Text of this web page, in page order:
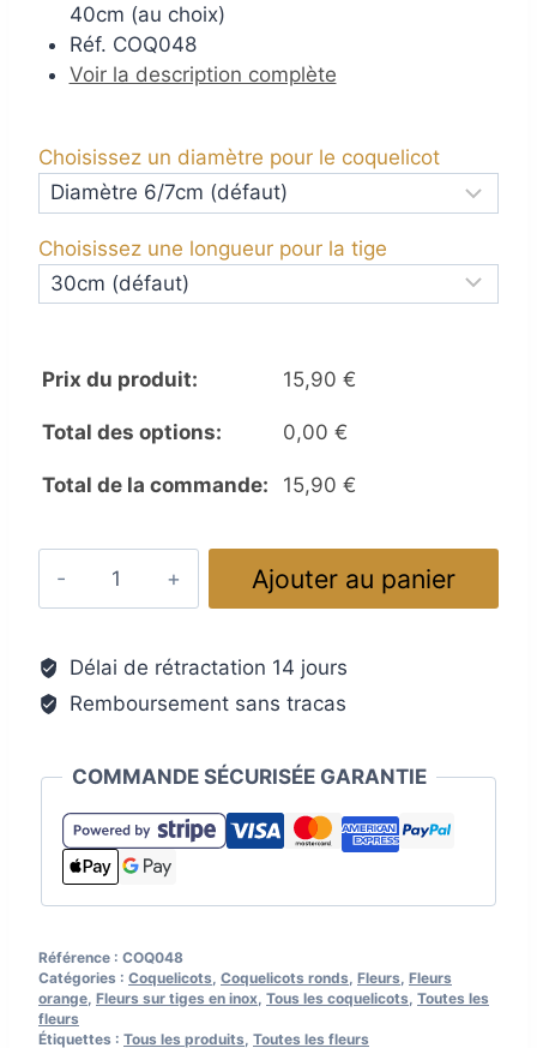
40cm (au choix)
Réf. COQ048
Voir la description complète
Choisissez un diamètre pour le coquelicot
Choisissez une longueur pour la tige
Prix du produit: 15,90 €
Total des options: 0,00 €
Total de la commande: 15,90 €
de
verre
coquelicot,
cœur
Ajouter au panier
Délai de rétractation 14 jours
Remboursement sans tracas
COMMANDE SÉCURISÉE GARANTIE
Référence : COQ048
Catégories : Coquelicots, Coquelicots ronds, Fleurs, Fleurs
orange, Fleurs sur tiges en inox, Tous les coquelicots, Toutes les
fleurs
Étiquettes : Tous les produits, Toutes les fleurs